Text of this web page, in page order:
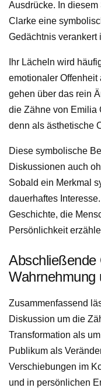
Ausdrücke. In
Clarke eine
Gedächtnis verankert
Ihr Lächeln wird
emotionaler
gehen über das rein
die Zähne von Emilia
denn als ästhetische
Diese symbolische
Diskussionen auch
Sobald ein Merkmal
dauerhaftes
Geschichte, die
Persönlichkeit
Abschließende
Wahrnehmung
Zusammenfassend
Diskussion um die
Transformation als
Publikum als
Verschiebungen im
und in persönlichen